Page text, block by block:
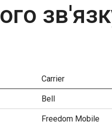
Carrier
Bell
Freedom Mobile